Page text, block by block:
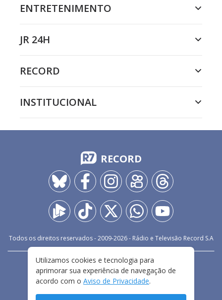
ENTRETENIMENTO
JR 24H
RECORD
INSTITUCIONAL
RECORD
Todos os direitos reservados - 2009-2026- Rádio e Televisão Record S.A
FALE CONOSCO
PRIVACIDADE
TERMOS E CONDIÇÕES DE USO
Utilizamos cookies e tecnologia para
aprimorar sua experiência de navegação de
acordo com o Aviso de Privacidade.